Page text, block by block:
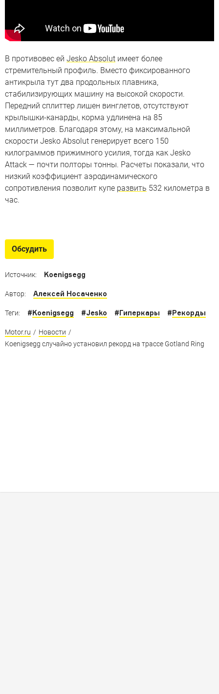
В противовес ей Jesko Absolut имеет более
стремительный профиль. Вместо фиксированного
антикрыла тут два продольных плавника,
стабилизирующих машину на высокой скорости.
Передний сплиттер лишен винглетов, отсутствуют
крылышки-канарды, корма удлинена на 85
миллиметров. Благодаря этому, на максимальной
скорости Jesko Absolut генерирует всего 150
килограммов прижимного усилия, тогда как Jesko
Attack — почти полторы тонны. Расчеты показали, что
низкий коэффициент аэродинамического
сопротивления позволит купе развить 532 километра в
час.
Машины с максималкой выше 400 км/ч. McLaren
построил самый быстрый дорожный автомобиль, но у
Обсудить
Источник: Koenigsegg
Автор: Алексей Носаченко
Теги: #Koenigsegg #Jesko #Гиперкары #Рекорды
Motor.ru / Новости /
Koenigsegg случайно установил рекорд на трассе Gotland Ring